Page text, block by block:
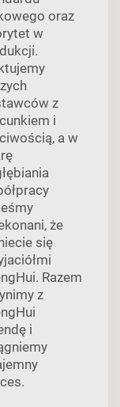
oraz
w
z
i
a w
że
się
Razem
z
i